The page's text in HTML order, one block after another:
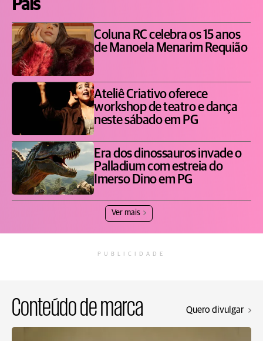
Pais
Coluna RC celebra os 15 anos
de Manoela Menarim Requião
Ateliê Criativo oferece
workshop de teatro e dança
neste sábado em PG
Era dos dinossauros invade o
Palladium com estreia do
Imerso Dino em PG
Ver mais
PUBLICIDADE
Conteúdo de marca Quero divulgar